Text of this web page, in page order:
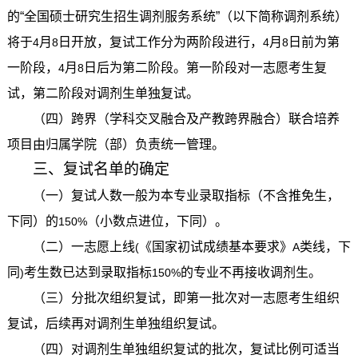
的“全国硕士研究生招生调剂服务系统”（以下简称调剂系统）
将于4月 8日开放，复试工作分为两阶段进行， 4月 8日前为第
一阶段， 4月 8日后为第二阶段。第一阶段对一志愿考生复
试，第二阶段对调剂生单独复试。
（四）跨界（学科交叉融合及产教跨界融合）联合培养
项目由归属学院（部）负责统一管理。
三、复试名单的确定
（一）复试人数一般为本专业录取指标（不含推免生，
下同）的150%（小数点进位，下同）。
（二）一志愿上线(《国家初试成绩基本要求》 A类线，下
同)考生数已达到录取指标150%的专业不再接收调剂生。
（三）分批次组织复试，即第一批次对一志愿考生组织
复试，后续再对调剂生单独组织复试。
（四）对调剂生单独组织复试的批次，复试比例可适当